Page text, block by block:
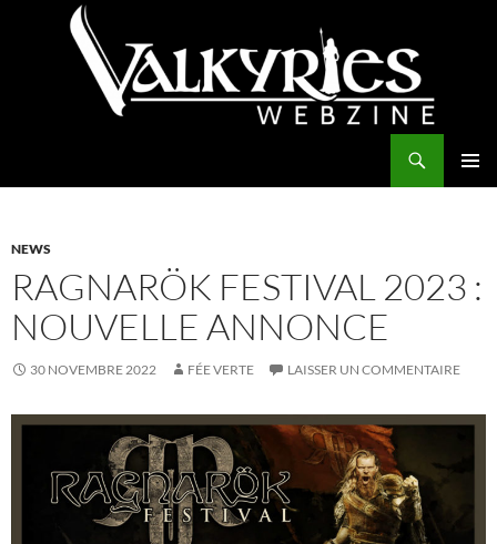
NEWS
RAGNARÖK FESTIVAL 2023 :
NOUVELLE ANNONCE
30 NOVEMBRE 2022 FÉE VERTE LAISSER UN COMMENTAIRE